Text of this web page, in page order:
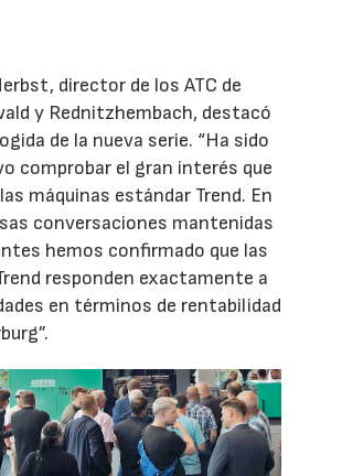
director de los ATC de
y Rednitzhembach, destacó
de la nueva serie. “Ha sido
comprobar el gran interés que
máquinas estándar Trend. En
conversaciones mantenidas
hemos confirmado que las
responden exactamente a
en términos de rentabilidad